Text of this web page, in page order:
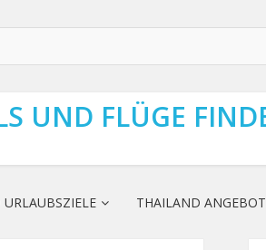
UND FLÜGE
THAILAND